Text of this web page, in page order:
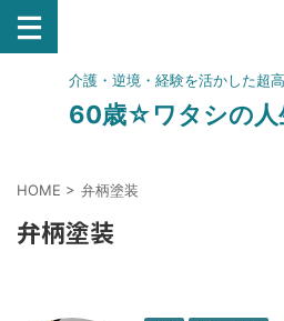
介護・逆境・経験を活かした超
60歳☆ワタシの人
HOME > 弁柄塗装
弁柄塗装